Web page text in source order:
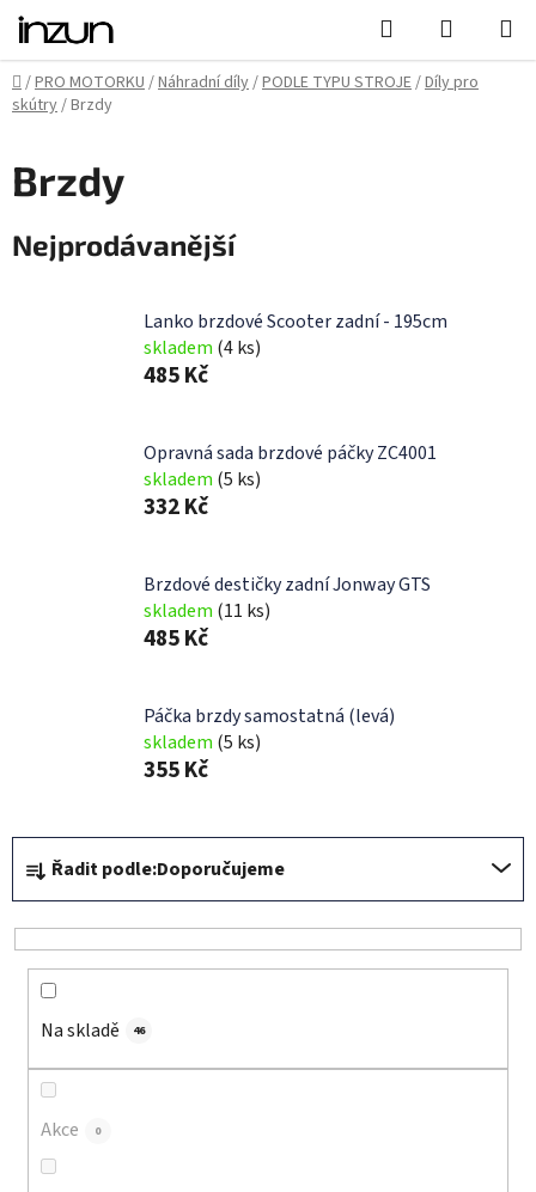
Přejít
obsah
Hledat
KOŠÍK
Domů
/PRO MOTORKU/Náhradní díly/PODLE TYPU STROJE/Díly pro
skútry/Brzdy
Brzdy
Nejprodávanější
Lanko brzdové Scooter zadní - 195cm
skladem (4 ks)
485 Kč
Opravná sada brzdové páčky ZC4001
skladem (5 ks)
332 Kč
Brzdové destičky zadní Jonway GTS
skladem (11 ks)
485 Kč
Páčka brzdy samostatná (levá)
skladem (5 ks)
355 Kč
Ř
a
z
e
Řadit podle:Doporučujeme
Na skladě 46
Akce 0